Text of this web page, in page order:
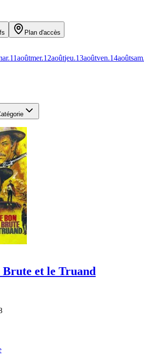
Plan d'accès
11aoûtmer.12aoûtjeu.13aoûtven.14août
Brute et le Truand